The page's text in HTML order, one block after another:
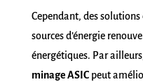
Cependant, des
sources d’énergie
énergétiques. Par
minage ASICpeut